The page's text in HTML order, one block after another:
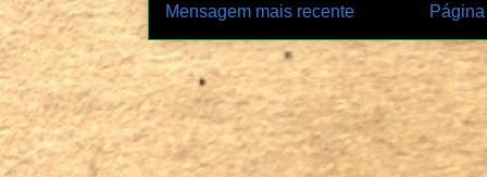
Mensagem mais recente